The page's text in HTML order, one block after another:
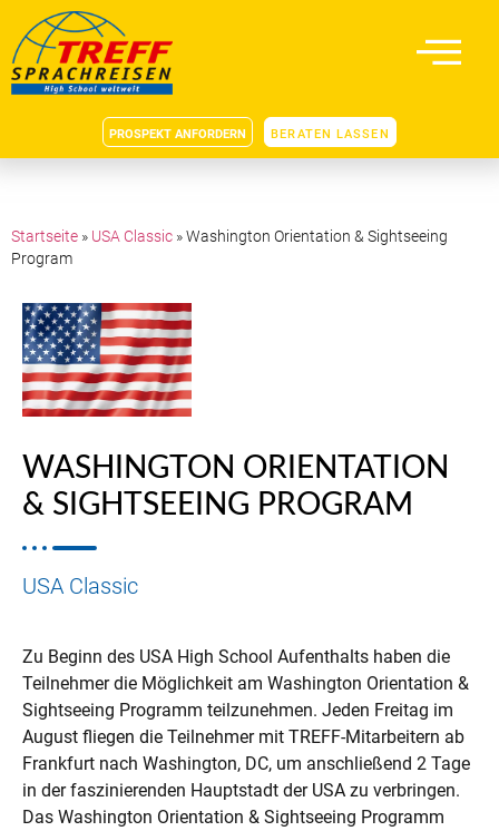
PROSPEKT ANFORDERN BERATEN LASSEN
Startseite » USA Classic »Washington Orientation & Sightseeing
Program
WASHINGTON ORIENTATION
& SIGHTSEEING PROGRAM
USA Classic
Zu Beginn des USA High School Aufenthalts haben die
Teilnehmer die Möglichkeit am Washington Orientation &
Sightseeing Programm teilzunehmen. Jeden Freitag im
August fliegen die Teilnehmer mit TREFF-Mitarbeitern ab
Frankfurt nach Washington, DC, um anschließend 2 Tage
in der faszinierenden Hauptstadt der USA zu verbringen.
Das Washington Orientation & Sightseeing Programm